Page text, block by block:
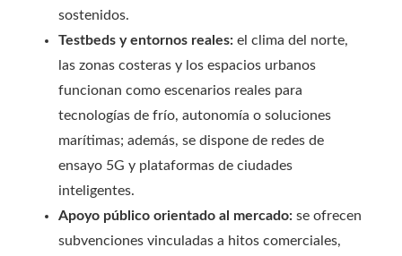
sostenidos.
Testbeds y entornos reales: el clima del norte,
las zonas costeras y los espacios urbanos
funcionan como escenarios reales para
tecnologías de frío, autonomía o soluciones
marítimas; además, se dispone de redes de
ensayo 5G y plataformas de ciudades
inteligentes.
Apoyo público orientado al mercado: se ofrecen
subvenciones vinculadas a hitos comerciales,